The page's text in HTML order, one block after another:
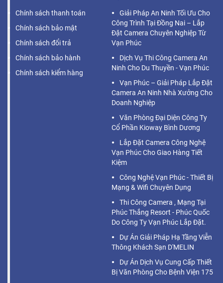
Chính sách thanh toán
Chính sách bảo mật
Chính sách đổi trả
Chính sách bảo hành
Chính sách kiểm hàng
Giải Pháp An Ninh Tối Ưu Cho
Công Trình Tại Đồng Nai – Lắp
Đặt Camera Chuyên Nghiệp Từ
Vạn Phúc
Dịch Vụ Thi Công Camera An
Ninh Cho Du Thuyền - Vạn Phúc
Vạn Phúc – Giải Pháp Lắp Đặt
Camera An Ninh Nhà Xưởng Cho
Doanh Nghiệp
Văn Phòng Đại Diện Công Ty
Cổ Phần Kioway Bình Dương
Lắp Đặt Camera Công Nghệ
Vạn Phúc Cho Giao Hàng Tiết
Kiệm
Công Nghệ Vạn Phúc - Thiết Bị
Mạng & Wifi Chuyên Dụng
Thi Công Camera , Mạng Tại
Phúc Thắng Resort - Phúc Quốc
Do Công Ty Vạn Phúc Lắp Đặt.
Dự Án Giải Pháp Hạ Tầng Viễn
Thông Khách Sạn D'MELIN
Dự Án Dịch Vụ Cung Cấp Thiết
Bị Văn Phòng Cho Bệnh Viện 175